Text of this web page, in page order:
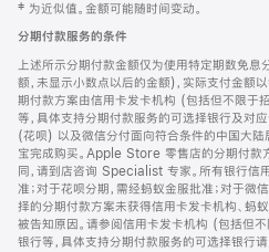
页
页
脚
注
‡ 为近似值。金额可能随时间变动。
分期付款服务的条件
上述所示分期付款金额仅为使用特定期数免
额，未显示小数点以后的金额)，实际支付金额
期付款方案由信用卡发卡机构 (包括但不限于
等，具体支持分期付款服务的可选择银行及对
(花呗) 以及微信分付面向符合条件的中国大陆
宝完成购买。Apple Store 零售店的分期付
同，请到店咨询 Specialist 专家。所有银行信
准；对于花呗分期，需经蚂蚁金服批准；对于微
择的分期付款方案未获得信用卡发卡机构、蚂
被告知原因。请参阅信用卡发卡机构 (包括但
银行等，具体支持分期付款服务的可选择银行